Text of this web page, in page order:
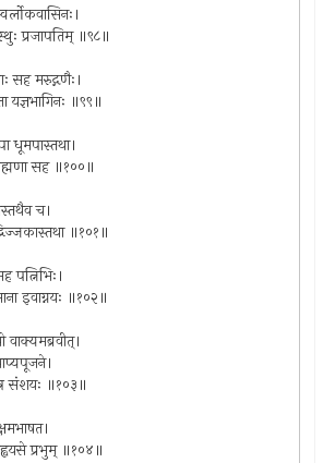
प्रजापतिम् ॥९८॥
सह मरुद्गणैः।
यज्ञभागिनः ॥९९॥
धूमपास्तथा।
सह ॥१००॥
च।
॥१०१॥
पत्निभिः।
इवाग्नयः ॥१०२॥
वाक्यमब्रवीत्।
संशयः ॥१०३॥
प्रभुम् ॥१०४॥